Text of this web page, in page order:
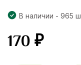
В наличии - 965
170₽